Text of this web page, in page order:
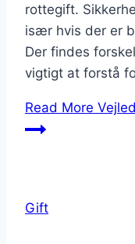
rottegift.
især hvis der er
Der findes
vigtigt at forstå
Read More
Gift